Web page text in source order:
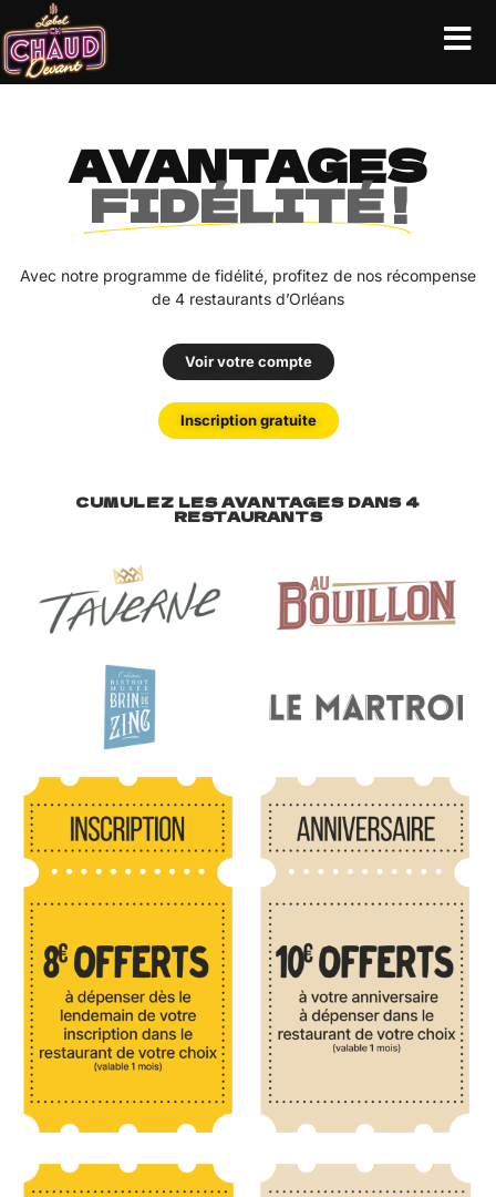
AVANTAGES
FIDÉLITÉ !
Avec notre programme de fidélité, profitez de nos récompense
de 4 restaurants d’Orléans
Voir votre compte
Inscription gratuite
CUMULEZ LES AVANTAGES DANS 4
RESTAURANTS